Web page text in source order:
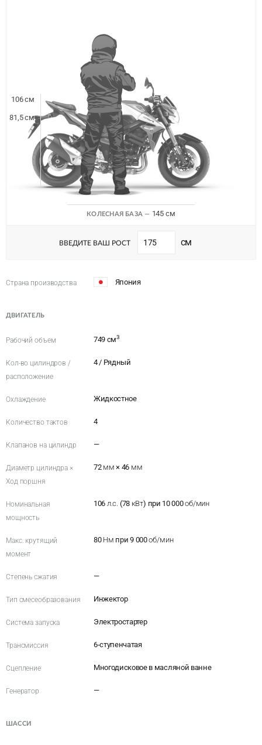
106 cм
81,5 cм
КОЛЕСНАЯ БАЗА — 145 cм
ВВЕДИТЕ ВАШ РОСТ см
Страна производства Япония
ДВИГАТЕЛЬ
Рабочий объем 749 см3
Кол-во цилиндров /
расположение
4 / Рядный
Охлаждение Жидкостное
Количество тактов 4
Клапанов на цилиндр —
Диаметр цилиндра ×
Ход поршня
72 мм × 46 мм
Номинальная
мощность
106 л.с. (78 кВт) при 10 000об/мин
Макс. крутящий
момент
80 Нм при 9 000об/мин
Степень сжатия —
Тип смесеобразования Инжектор
Система запуска Электростартер
Трансмиссия 6-ступенчатая
Сцепление Многодисковое в масляной ванне
Генератор —
ШАССИ